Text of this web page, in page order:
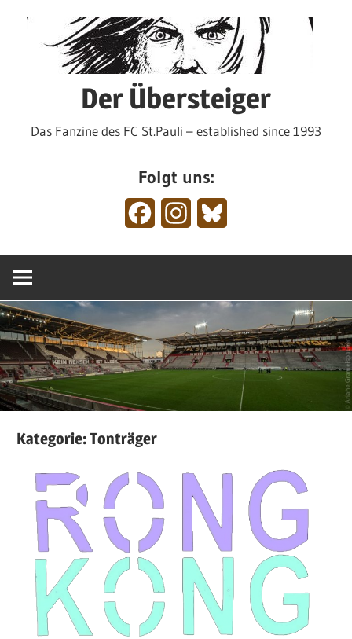
Der Übersteiger
Das Fanzine des FC St.Pauli – established since 1993
Folgt uns:
FacebookInstagram
Kategorie:Tonträger